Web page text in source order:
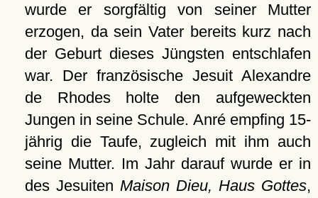
wurde er sorgfältig von seiner Mutter
erzogen, da sein Vater bereits kurz nach
der Geburt dieses Jüngsten entschlafen
war. Der französische Jesuit Alexandre
de Rhodes holte den aufgeweckten
Jungen in seine Schule. Anré empfing 15-
jährig die Taufe, zugleich mit ihm auch
seine Mutter. Im Jahr darauf wurde er in
des Jesuiten Maison Dieu, Haus Gottes,